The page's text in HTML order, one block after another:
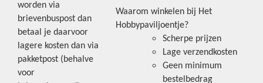
worden via
brievenbuspost dan
betaal je daarvoor
lagere kosten dan via
pakketpost (behalve
voor
Waarom winkelen bij Het
Hobbypaviljoentje?
Scherpe prijzen
Lage verzendkosten
Geen minimum
bestelbedrag